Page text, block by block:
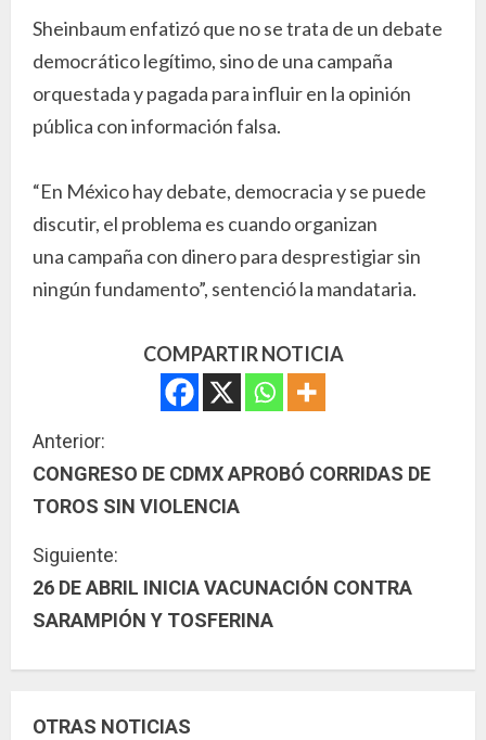
Sheinbaum enfatizó que no se trata de un debate
democrático legítimo, sino de una campaña
orquestada y pagada para influir en la opinión
pública con información falsa.
“En México hay debate, democracia y se puede
discutir, el problema es cuando organizan
una campaña con dinero para desprestigiar sin
ningún fundamento”, sentenció la mandataria.
COMPARTIR NOTICIA
S
i
u
e
l
e
Anterior:
CONGRESO DE CDMX APROBÓ CORRIDAS DE
TOROS SIN VIOLENCIA
Siguiente:
26 DE ABRIL INICIA VACUNACIÓN CONTRA
SARAMPIÓN Y TOSFERINA
OTRAS NOTICIAS